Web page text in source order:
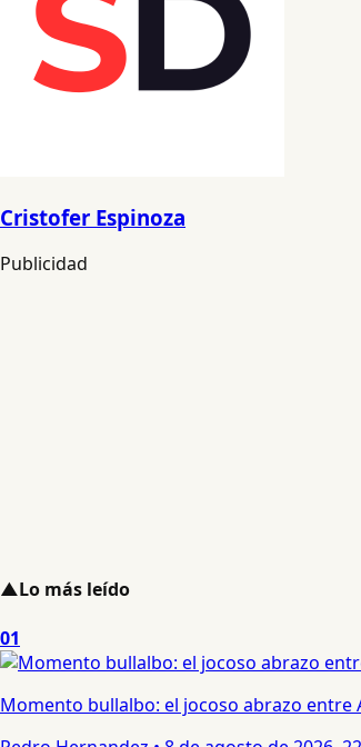
Cristofer Espinoza
Publicidad
▲Lo más leído
01
Momento bullalbo: el jocoso abrazo entre